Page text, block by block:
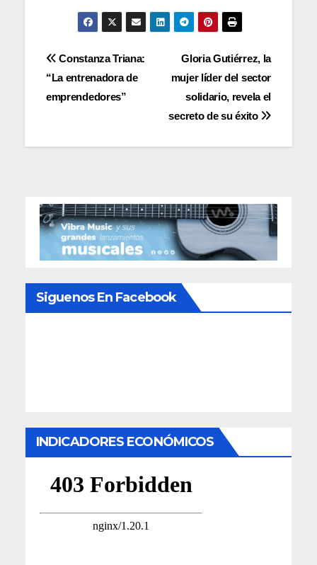
Navegación
de
Gloria Gutiérrez, la
mujer líder del sector
solidario, revela el
secreto de su éxito
Constanza Triana:
“La entrenadora de
emprendedores”
Siguenos En Facebook
INDICADORES ECONÓMICOS